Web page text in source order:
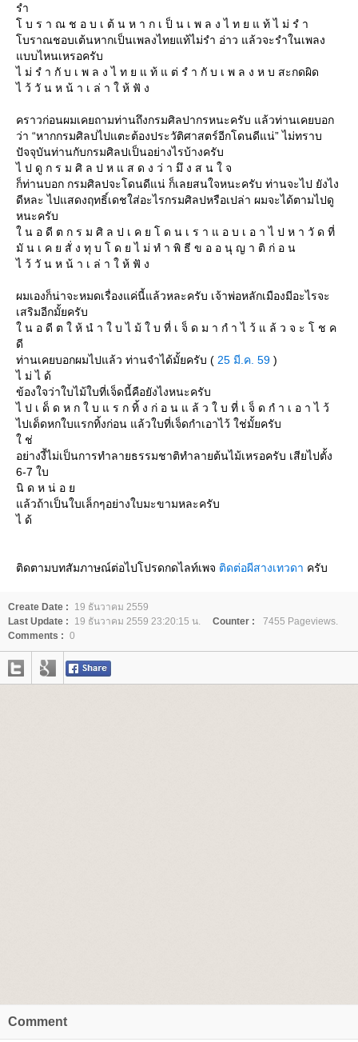
รำ
บ ร า ณ ช อ บ เ ต้ น ห า ก เ ป็ น เ พ ล ง ไ ท ย แ ท้ ไ ม่ รํ า
บราณชอบเต้นหากเป็นเพลงไทยแท้ไม่รำ อ่าว แล้วจะรำในเพลง
บบไหนเหรอครับ
ไ ม่ รํ า กั บ เ พ ล ง ไ ท ย แ ท้ แ ต่ รํ า กั บ เ พ ล ง ห บ สะกดผิด
ไ ว้ วั น ห น้ า เ ล่ า ใ ห้ ฟั ง
คราวก่อนผมเคยถามท่านถึงกรมศิลปากรหนะครับ แล้วท่านเคยบอก
ว่า “หากกรมศิลปไปแตะต้องประวัติศาสตร์อีกโดนดีแน่” ไม่ทราบ
ปัจจุบันท่านกับกรมศิลปเป็นอย่างไรบ้างครับ
ไ ป ดู ก ร ม ศิ ล ป ห แ ส ด ง ว่ า มึ ง ส น ใ จ
ก็ท่านบอก กรมศิลปจะโดนดีแน่ ก็เลยสนใจหนะครับ ท่านจะไป ยังไง
ดีหละ ไปแสดงฤทธิ์เดชใส่อะไรกรมศิลปหรือเปล่า ผมจะได้ตามไปดู
หนะครับ
น อ ดี ต ก ร ม ศิ ล ป เ ค ย โ ด น เ ร า แ อ บ เ อ า ไ ป ห า วั ด ที่
มั น เ ค ย สั่ ง ทุ บ โ ด ย ไ ม่ ทํ า พิ ธี ข อ อ นุ ญ า ติ ก่ อ น
ไ ว้ วั น ห น้ า เ ล่ า ใ ห้ ฟั ง
ผมเองก็น่าจะหมดเรื่องแค่นี้แล้วหละครับ เจ้าพ่อหลักเมืองมีอะไรจะ
เสริมอีกมั้ยครับ
น อ ดี ต ใ ห้ นํ า ใ บ ไ ม้ ใ บ ที่ เ จ็ ด ม า กํ า ไ ว้ แ ล้ ว จ ะ โ ช ค
ดี
ท่านเคยบอกผมไปแล้ว ท่านจำได้มั้ยครับ ( 25 มี.ค. 59 )
ไ ม่ ไ ด้
ข้องใจว่าใบไม้ใบที่เจ็ดนี้คือยังไงหนะครับ
ไ ป เ ด็ ด ห ก ใ บ แ ร ก ทิ้ ง ก่ อ น แ ล้ ว ใ บ ที่ เ จ็ ด กํ า เ อ า ไ ว้
ไปเด็ดหกใบแรกทิ้งก่อน แล้วใบที่เจ็ดกำเอาไว้ ใช่มั้ยครับ
ช่
อย่างงี้ไม่เป็นการทำลายธรรมชาติทำลายต้นไม้เหรอครับ เสียไปตั้ง
6-7 ใบ
นิ ด ห น่ อ
ล้วถ้าเป็นใบเล็กๆอย่างใบมะขามหละครับ
ไ ด้
ติดตามบทสัมภาษณ์ต่อไปโปรดกดไลท์เพจ ติดต่อผีสางเทวดา ครับ
Create Date :
19 ธันวาคม 2559
Last Update :
19 ธันวาคม 2559 23:20:15 น. Counter :
7455 Pageviews.
Comments : 0
Comment